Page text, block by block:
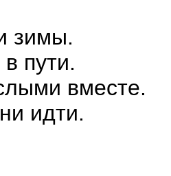
зимы.
пути.
вместе.
идти.